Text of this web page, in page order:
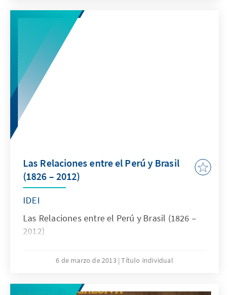
Las Relaciones entre el Perú y Brasil
(1826 – 2012)
IDEI
Las Relaciones entre el Perú y Brasil (1826 –
2012)
6 de marzo de 2013 Título individual